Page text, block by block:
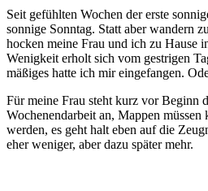
Seit gefühlten Wochen der erste
sonnige Sonntag. Statt aber wandern
hocken meine Frau und ich zu Hause
Wenigkeit erholt sich vom gestrigen
mäßiges hatte ich mir eingefangen.
Für meine Frau steht kurz vor Beginn
Wochenendarbeit an, Mappen
werden, es geht halt eben auf die
eher weniger, aber dazu später mehr.